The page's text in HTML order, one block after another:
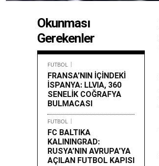
Okunması
Gerekenler
FUTBOL
FRANSA’NIN İÇİNDEKİ
İSPANYA: LLVIA, 360
SENELİK COĞRAFYA
BULMACASI
FUTBOL
FC BALTIKA
KALININGRAD:
RUSYA’NIN AVRUPA’YA
AÇILAN FUTBOL KAPISI